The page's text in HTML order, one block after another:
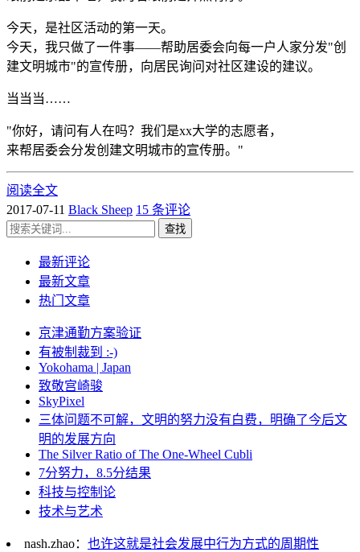
今天，是社区活动的第一天。
今天，我只做了一件事——帮助居委会向每一户人家分发"创
建文明城市"的宣传册，向居民询问对社区建设的建议。
当当当……
"你好，请问有人在吗？我们是xx大学的志愿者，
来帮居委会分发创建文明城市的宣传册。"
阅读全文
2017-07-11 Black Sheep 15 条评论
查找
最新评论
最新文章
热门文章
京津通勤方案验证
有被制裁到 :-)
Yokohama | Japan
致敬宫崎骏
SkyPixel
三体问题不可解，文明的努力没有白费，明确了今后文
明的发展方向
The Silver Ratio of The One-Wheel Cubli
7分努力，8.5分结果
科技与控制论
技术与艺术
nash.zhao： 也许这就是社会发展中行为方式的周期性